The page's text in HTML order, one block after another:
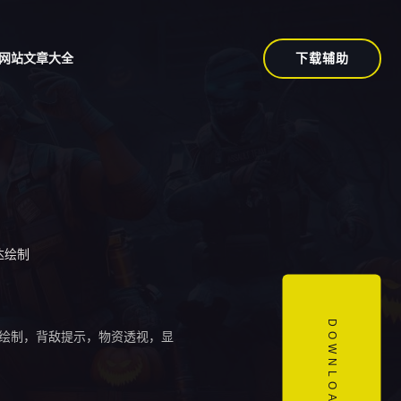
站文章大全 下载辅助
制
制，背敌提示，物资透视，显 DOWNLOAD